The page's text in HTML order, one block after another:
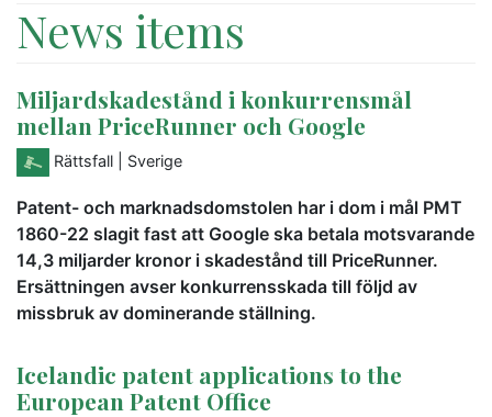
News items
Miljardskadestånd i konkurrensmål
mellan PriceRunner och Google
Rättsfall | Sverige
Patent- och marknadsdomstolen har i dom i mål PMT
1860-22 slagit fast att Google ska betala motsvarande
14,3 miljarder kronor i skadestånd till PriceRunner.
Ersättningen avser konkurrensskada till följd av
missbruk av dominerande ställning.
Icelandic patent applications to the
European Patent Office